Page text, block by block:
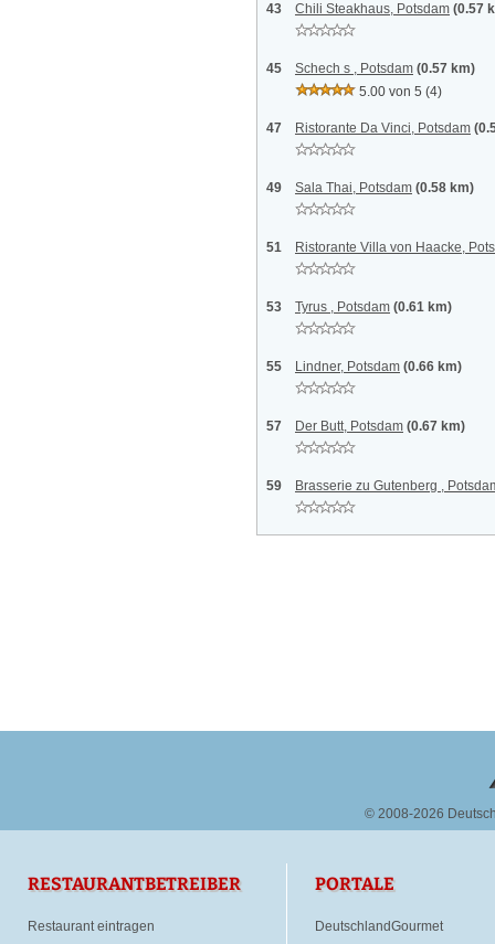
43 Chili Steakhaus, Potsdam (0.57
45 Schech s , Potsdam (0.57 km)
5.00 von 5 (4)
47 Ristorante Da Vinci, Potsdam
49 Sala Thai, Potsdam (0.58 km)
51 Ristorante Villa von Haacke,
53 Tyrus , Potsdam (0.61 km)
55 Lindner, Potsdam (0.66 km)
57 Der Butt, Potsdam (0.67 km)
59 Brasserie zu Gutenberg ,
© 2008-2026
RESTAURANTBETREIBER
Restaurant eintragen
PORTALE
DeutschlandGourmet